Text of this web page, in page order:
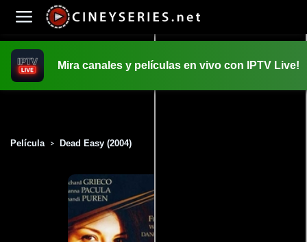
Mira canales y películas en vivo con IPTV Live!
Película > Dead Easy (2004)